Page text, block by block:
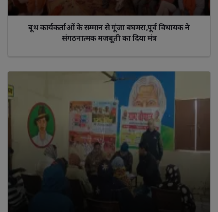
बूथ कार्यकर्ताओं के सम्मान से गूंजा बघमरा,पूर्व विधायक ने
संगठनात्मक मजबूती का दिया मंत्र